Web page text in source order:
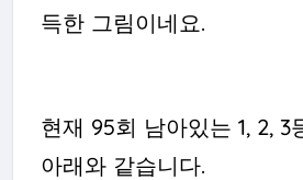
득한 그림이네요.
현재 95회 남아있는 1, 2, 3
아래와 같습니다.